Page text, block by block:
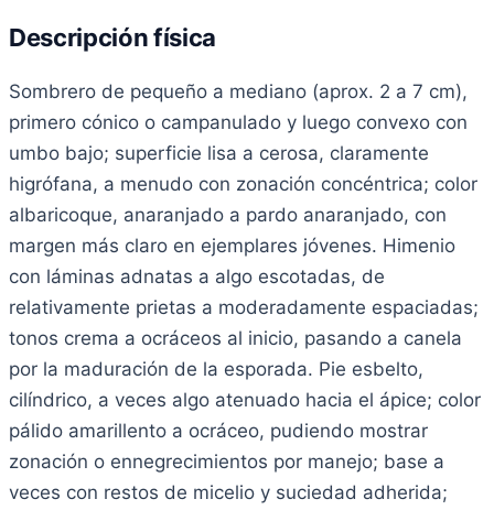
Descripción física
Sombrero de pequeño a mediano (aprox. 2 a 7 cm),
primero cónico o campanulado y luego convexo con
umbo bajo; superficie lisa a cerosa, claramente
higrófana, a menudo con zonación concéntrica; color
albaricoque, anaranjado a pardo anaranjado, con
margen más claro en ejemplares jóvenes. Himenio
con láminas adnatas a algo escotadas, de
relativamente prietas a moderadamente espaciadas;
tonos crema a ocráceos al inicio, pasando a canela
por la maduración de la esporada. Pie esbelto,
cilíndrico, a veces algo atenuado hacia el ápice; color
pálido amarillento a ocráceo, pudiendo mostrar
zonación o ennegrecimientos por manejo; base a
veces con restos de micelio y suciedad adherida;